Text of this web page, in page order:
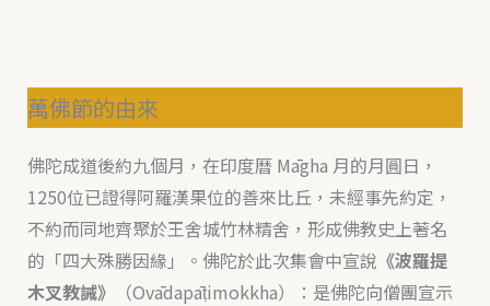
萬佛節的由來
佛陀成道後約九個月，在印度曆 Māgha 月的月圓日，
1250位已證得阿羅漢果位的善來比丘，未經事先約定，
不約而同地齊聚於王舍城竹林精舍，形成佛教史上著名
的「四大殊勝因緣」。佛陀於此次集會中宣說 《波羅提
木叉教誡》
（Ovādapāṭimokkha）：是佛陀向僧團宣示